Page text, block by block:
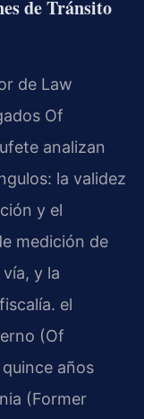
de Tránsito
de Law
Of
analizan
la validez
y el
medición de
y la
el
(Of
años
(Former